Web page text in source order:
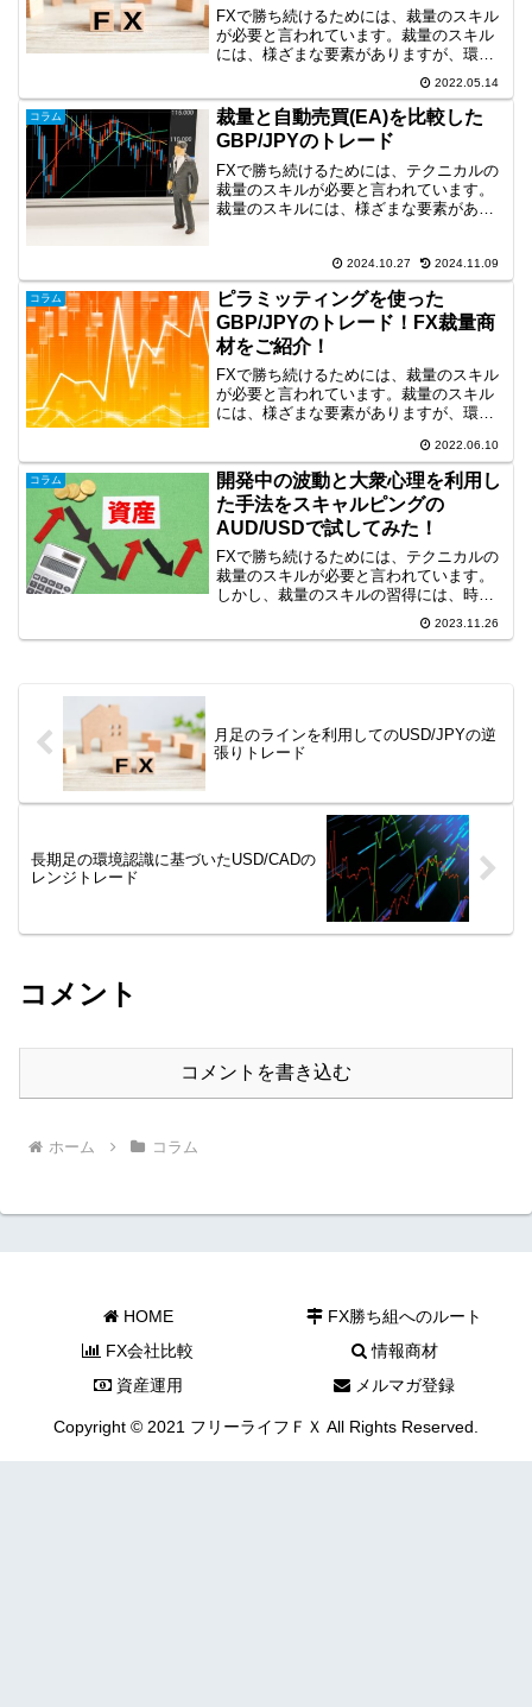
FXで勝ち続けるためには、裁量のスキル
が必要と言われています。裁量のスキル
には、様ざまな要素がありますが、環境
認識もそのひとつだと思います。そこ
で、今回は、長期足の環境認識に基づい
たトレード事例を取り上げます。トレン
ドフォローのトレードのト...
2022.05.14
コラム
裁量と自動売買(EA)を比較した
GBP/JPYのトレード
FXで勝ち続けるためには、テクニカルの
裁量のスキルが必要と言われています。
裁量のスキルには、様ざまな要素があり
自動売買(EA)をコントロールする際にも
役立ちます。今回は...
2024.10.27 2024.11.09
コラム
ピラミッティングを使った
GBP/JPYのトレード！FX裁量商
材をご紹介！
FXで勝ち続けるためには、裁量のスキル
が必要と言われています。裁量のスキル
には、様ざまな要素がありますが、環境
で、今回は、日足、4時間足の環境認識に
基づいたトレード事例を取り上げます。
ピラミッティングを使っ...
2022.06.10
コラム
開発中の波動と大衆心理を利用し
た手法をスキャルピングの
AUD/USDで試してみた！
FXで勝ち続けるためには、テクニカルの
裁量のスキルが必要と言われています。
しかし、裁量のスキルの習得には、時間
がかかりますので効率化が求められま
す。そこで、現在練習ソフトを用いて時
2023.11.26
月足のラインを利用してのUSD/JPYの逆
張りトレード
長期足の環境認識に基づいたUSD/CADの
レンジトレード
コメント
コメントを書き込む
ホーム コラム
HOME
FX勝ち組へのルート
FX会社比較
情報商材
資産運用
メルマガ登録
Copyright © 2021 フリーライフＦＸ All Rights Reserved.